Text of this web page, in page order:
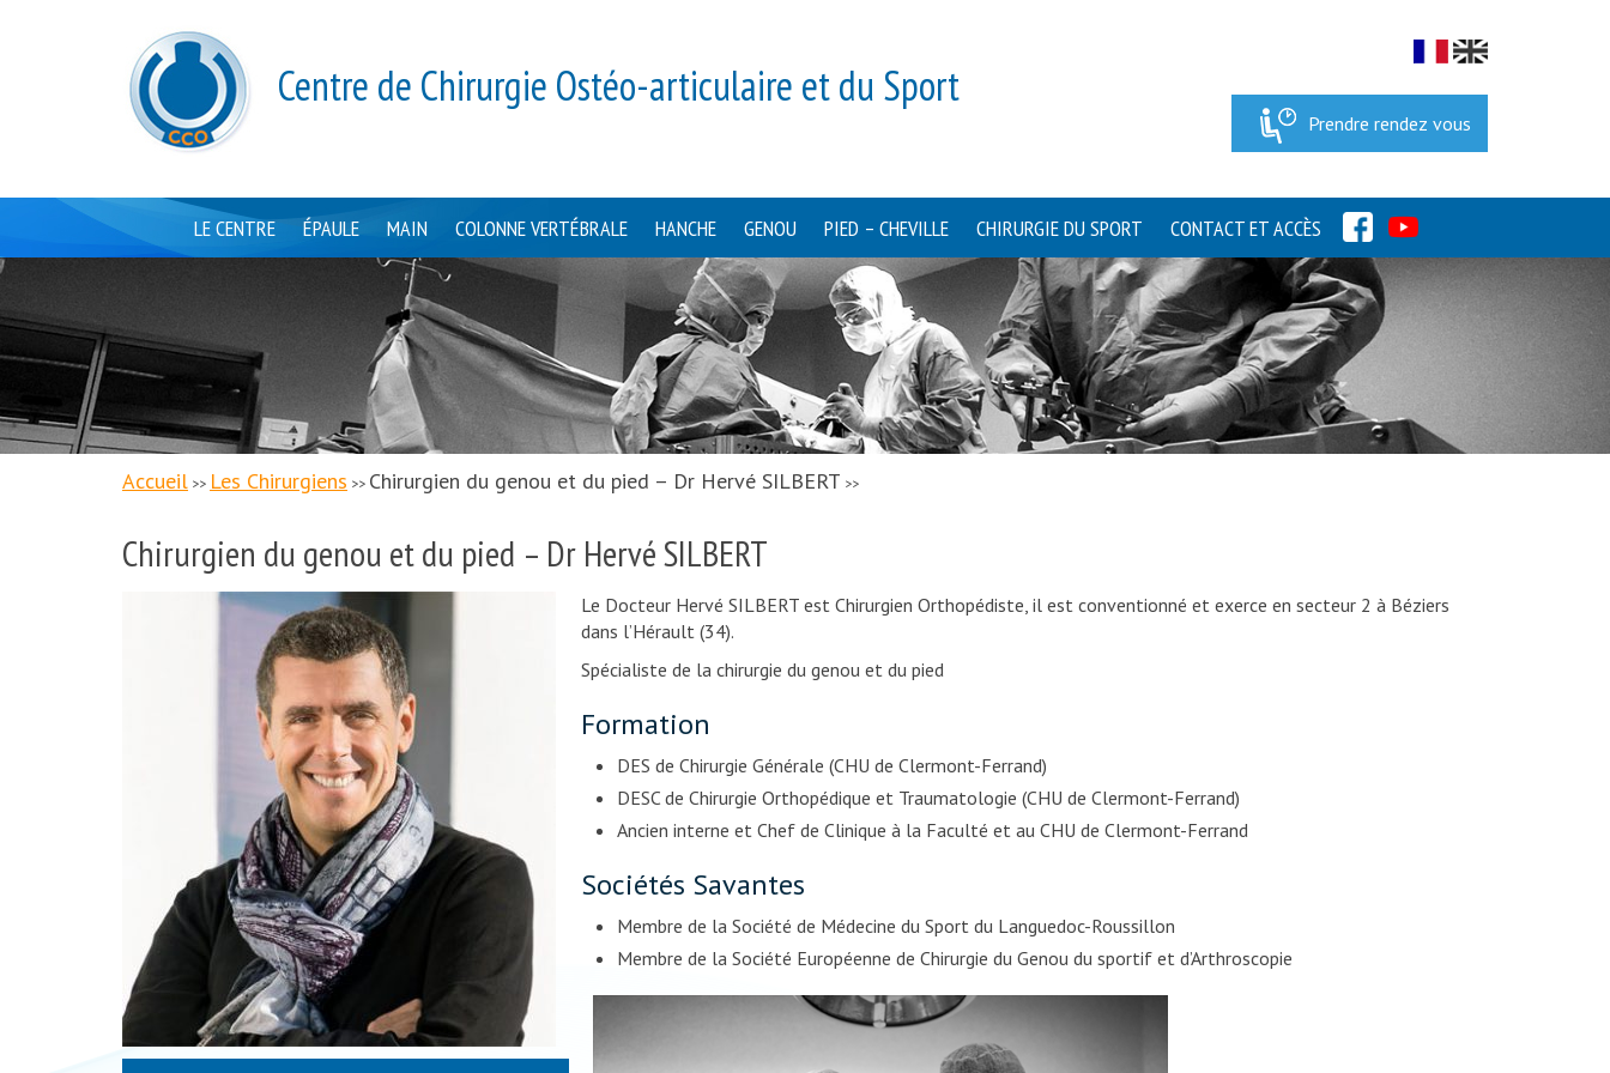
Centre de Chirurgie Ostéo-articulaire et du Sport
Prendre rendez vous
LE CENTRE ÉPAULE MAIN COLONNE VERTÉBRALE HANCHE GENOU PIED – CHEVILLE CHIRURGIE DU SPORT CONTACT ET ACCÈS FACEBOOK
Accueil >> Les Chirurgiens >> Chirurgien du genou et du pied – Dr Hervé SILBERT >>
Chirurgien du genou et du pied – Dr Hervé SILBERT
Le Docteur Hervé SILBERT est Chirurgien Orthopédiste, il est conventionné et exerce en secteur 2 à Béziers
dans l’Hérault (34).
Spécialiste de la chirurgie du genou et du pied
Formation
DES de Chirurgie Générale (CHU de Clermont-Ferrand)
DESC de Chirurgie Orthopédique et Traumatologie (CHU de Clermont-Ferrand)
Ancien interne et Chef de Clinique à la Faculté et au CHU de Clermont-Ferrand
Sociétés Savantes
Membre de la Société de Médecine du Sport du Languedoc-Roussillon
Membre de la Société Européenne de Chirurgie du Genou du sportif et d’Arthroscopie